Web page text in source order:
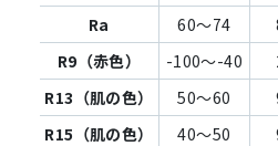
Ra
60～74
R9（赤色）
-100～-40
R13（肌の色）
50～60
R15（肌の色）
40～50